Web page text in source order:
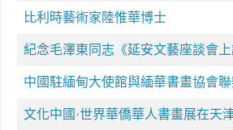
比利時藝術家陸惟華博士
紀念毛澤東同志《延安文藝座談會上
中國駐緬甸大使館與緬華書畫協會
文化中國·世界華僑華人書畫展在天